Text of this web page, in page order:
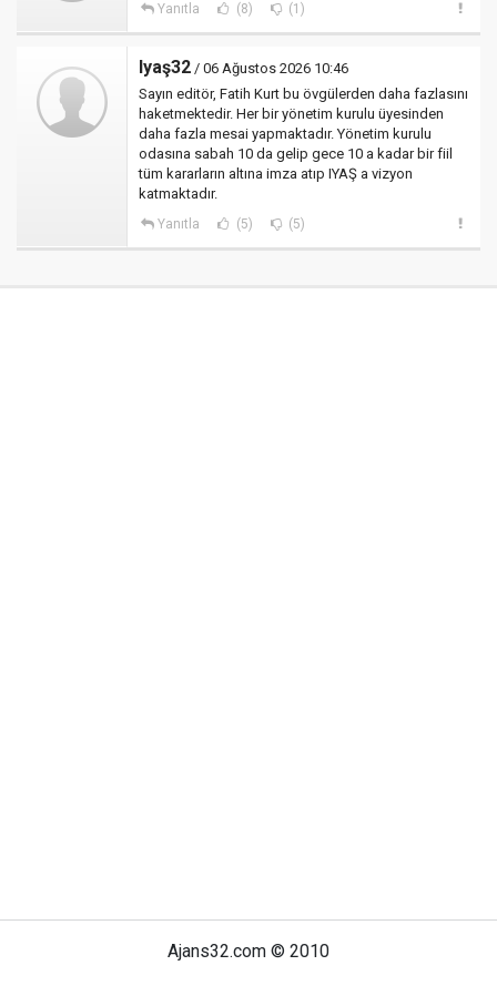
Yanıtla (8) (1)
Iyaş32 / 06 Ağustos 2026 10:46
Sayın editör, Fatih Kurt bu övgülerden daha fazlasını
haketmektedir. Her bir yönetim kurulu üyesinden
daha fazla mesai yapmaktadır. Yönetim kurulu
odasına sabah 10 da gelip gece 10 a kadar bir fiil
tüm kararların altına imza atıp IYAŞ a vizyon
katmaktadır.
Yanıtla (5) (5)
Ajans32.com © 2010